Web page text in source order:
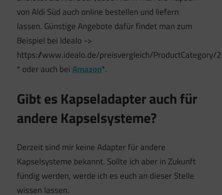
von Aldi Süd auch online bestellen und liefern
lassen. Günstige Angebote dafür findet man zum
Beispiel bei Idealo ->
https://www.idealo.de/preisvergleich/
* oder auch beiAmazon*.
Gibt es Kapseladapter auch für
andere Kapselsysteme?
Derzeit sind mir keine Adapter für andere
Kapselsysteme bekannt. Sollte ich aber in Zukunft
fündig werden, werde ich es euch an dieser Stelle
wissen lassen.